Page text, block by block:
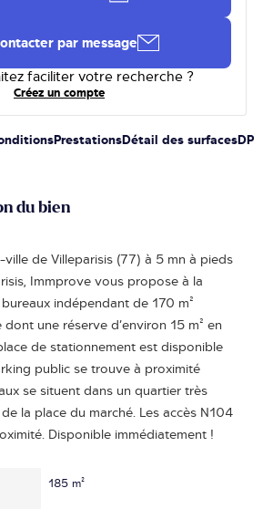
par message
faciliter votre recherche ?
Créez un compte
Prestations Détail des surfaces DPE
du bien
ville de Villeparisis (77) à 5 mn à pieds
Immprove vous propose à la
indépendant de 170 m²
une réserve d’environ 15 m² en
de stationnement est disponible
public se trouve à proximité
se situent dans un quartier très
la place du marché. Les accès N104
Disponible immédiatement !
185 m²